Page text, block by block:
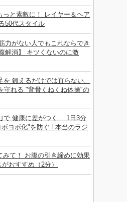
っと素敵に！ レイヤー＆ヘア
50代スタイル
力がない人でもこれならでき
解消】 キツくないのに激
を 鍛えるだけでは直らない、
守れる "背骨くねくね体操"の
｣で 健康に差がつく… 1日3分
ヨボ化"を防ぐ ｢本当のラジ
みて！ お腹の引き締めに効果
おすすめ（2分）